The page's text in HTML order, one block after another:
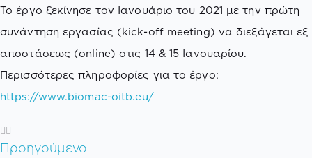
Το έργο ξεκίνησε τον Ιανουάριο του 2021 με την πρώτη
συνάντηση εργασίας (kick-off meeting) να διεξάγεται εξ
αποστάσεως (online) στις 14 & 15 Ιανουαρίου.
Περισσότερες πληροφορίες για το έργο:
https://www.biomac-oitb.eu/
Προηγούμενο